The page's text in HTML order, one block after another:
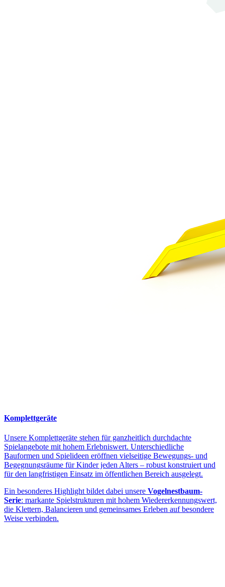
Komplettgeräte
Unsere Komplettgeräte stehen für ganzheitlich durchdachte
Spielangebote mit hohem Erlebniswert. Unterschiedliche
Bauformen und Spielideen eröffnen vielseitige Bewegungs- und
Begegnungsräume für Kinder jeden Alters – robust konstruiert und
für den langfristigen Einsatz im öffentlichen Bereich ausgelegt.
Ein besonderes Highlight bildet dabei unsere Vogelnestbaum-
Serie: markante Spielstrukturen mit hohem Wiedererkennungswert,
die Klettern, Balancieren und gemeinsames Erleben auf besondere
Weise verbinden.